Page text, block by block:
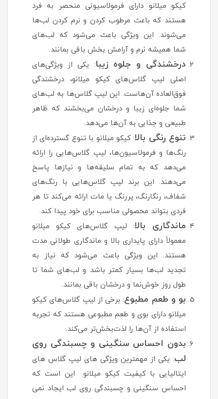
کیکو میلانو دارای فرمولاسیونی منحصر به فرد
هستند که باعث مرطوب کردن و نرم کردن لب‌ها
می‌شوند. این ویژگی باعث می‌شود که لب‌های
شما همیشه نرم و آرامش بخش باقی بمانند.
درخشندگی و جلوه زیبا: یکی از ویژگی‌های
اصلی لیپ گلاس‌های کیکو میلانو، درخشندگی
فوق‌العاده آن‌هاست. این لیپ گلاس‌ها به لب‌های
شما جلوه‌ای زیبا و درخشان می‌بخشند که ظاهر
طبیعی و جذابی به آن‌ها می‌دهد.
تنوع رنگی بالا: کیکو میلانو با تنوع گسترده‌ای از
رنگ‌ها و فرمولاسیون‌ها، لیپ گلاس‌هایی را ارائه
می‌دهد که به تمام سلیقه‌ها و نیازها پاسخ
می‌دهند. این برند لیپ گلاس‌هایی با رنگ‌های
شفاف، رنگارنگ، پررنگ یا مات ارائه می‌کند تا هر
فردی بتواند محصولی مناسب برای خود پیدا کند.
ماندگاری بالا: لیپ گلاس‌های کیکو میلانو
معمولاً دارای پایداری بالا و ماندگاری طولانی مدت
هستند. این ویژگی باعث می‌شود که نیاز به
تجدید لب‌ها بسیار کمتر باشد و لب‌های شما تا
طول روز خوش‌نما و درخشان باقی بمانند.
بو و طعم مطبوع: برخی از لیپ گلاس‌های کیکو
میلانو دارای بوی و طعم مطبوعی هستند که تجربه
استفاده از آن‌ها را لذت‌بخش‌تر می‌کند.
بدون احساس سنگینی و چسبندگی روی
لب: یکی از مهمترین ویژگی های لیپ گلاس های
ایتالیایی با کیفیت کیکو میلانو این است که
احساس سنگینی و چسبندگی روی لب ایجاد نمی